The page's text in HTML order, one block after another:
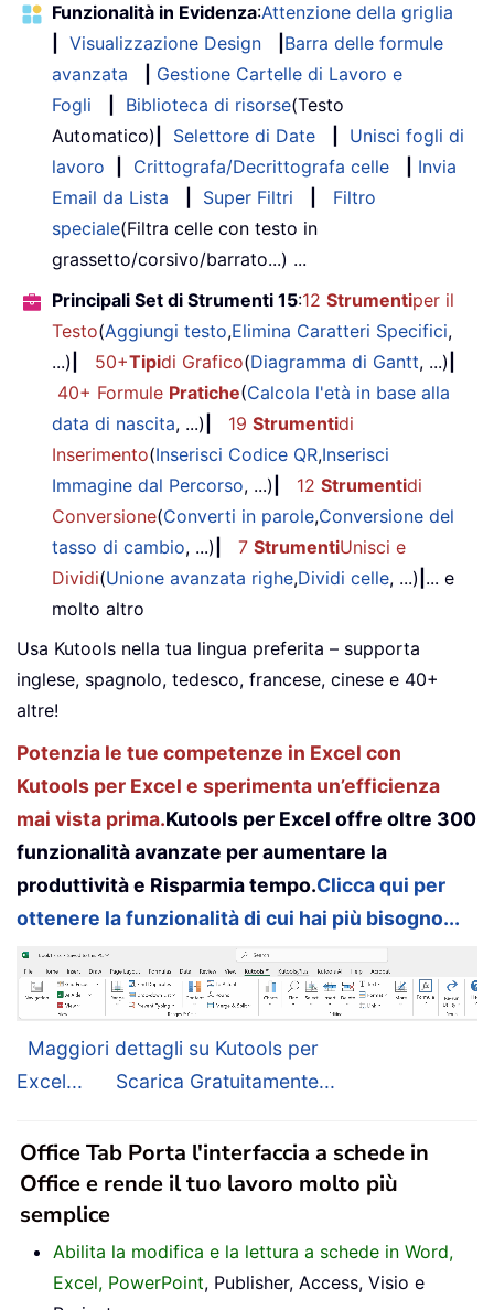
Funzionalità in Evidenza:Attenzione della griglia
Visualizzazione Design
Barra delle formule
avanzata
Gestione Cartelle di Lavoro e
Fogli
Biblioteca di risorse(Testo
Automatico)
Selettore di Date
Unisci fogli di
lavoro
Crittografa/Decrittografa celle
Invia
Email da Lista
Super Filtri
Filtro
speciale(Filtra celle con testo in
grassetto/corsivo/barrato...) ...
Principali Set di Strumenti 15:12 Strumentiper il
Testo(Aggiungi testo,Elimina Caratteri Specifici,
...)
50+Tipidi Grafico(Diagramma di Gantt, ...)
40+ Formule Pratiche(Calcola l'età in base alla
data di nascita, ...) 19 Strumentidi
Inserimento(Inserisci Codice QR,Inserisci
Immagine dal Percorso, ...) 12 Strumentidi
Conversione(Converti in parole,Conversione del
tasso di cambio, ...) 7 StrumentiUnisci e
Dividi(Unione avanzata righe,Dividi celle, ...) ... e
molto altro
Usa Kutools nella tua lingua preferita – supporta
inglese, spagnolo, tedesco, francese, cinese e 40+
altre!
Potenzia le tue competenze in Excel con
Kutools per Excel e sperimenta un’efficienza
mai vista prima.Kutools per Excel offre oltre 300
funzionalità avanzate per aumentare la
produttività e Risparmia tempo.Clicca qui per
ottenere la funzionalità di cui hai più bisogno...
Maggiori dettagli su Kutools per
Excel...
Scarica Gratuitamente...
Office Tab Porta l'interfaccia a schede in
Office e rende il tuo lavoro molto più
semplice
Abilita la modifica e la lettura a schede in Word,
Excel, PowerPoint, Publisher, Access, Visio e